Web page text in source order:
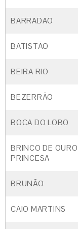
BARRADAO
BATISTÃO
BEIRA RIO
BEZERRÃO
BOCA DO LOBO
BRINCO DE
PRINCESA
BRUNÃO
CAIO MARTINS